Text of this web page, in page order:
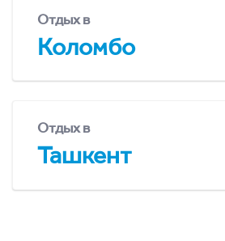
Отдых в
Коломбо
Отдых в
Ташкент